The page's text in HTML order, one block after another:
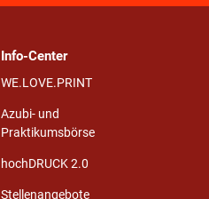
Info-Center
WE.LOVE.PRINT
Azubi- und
Praktikumsbörse
hochDRUCK 2.0
Stellenangebote